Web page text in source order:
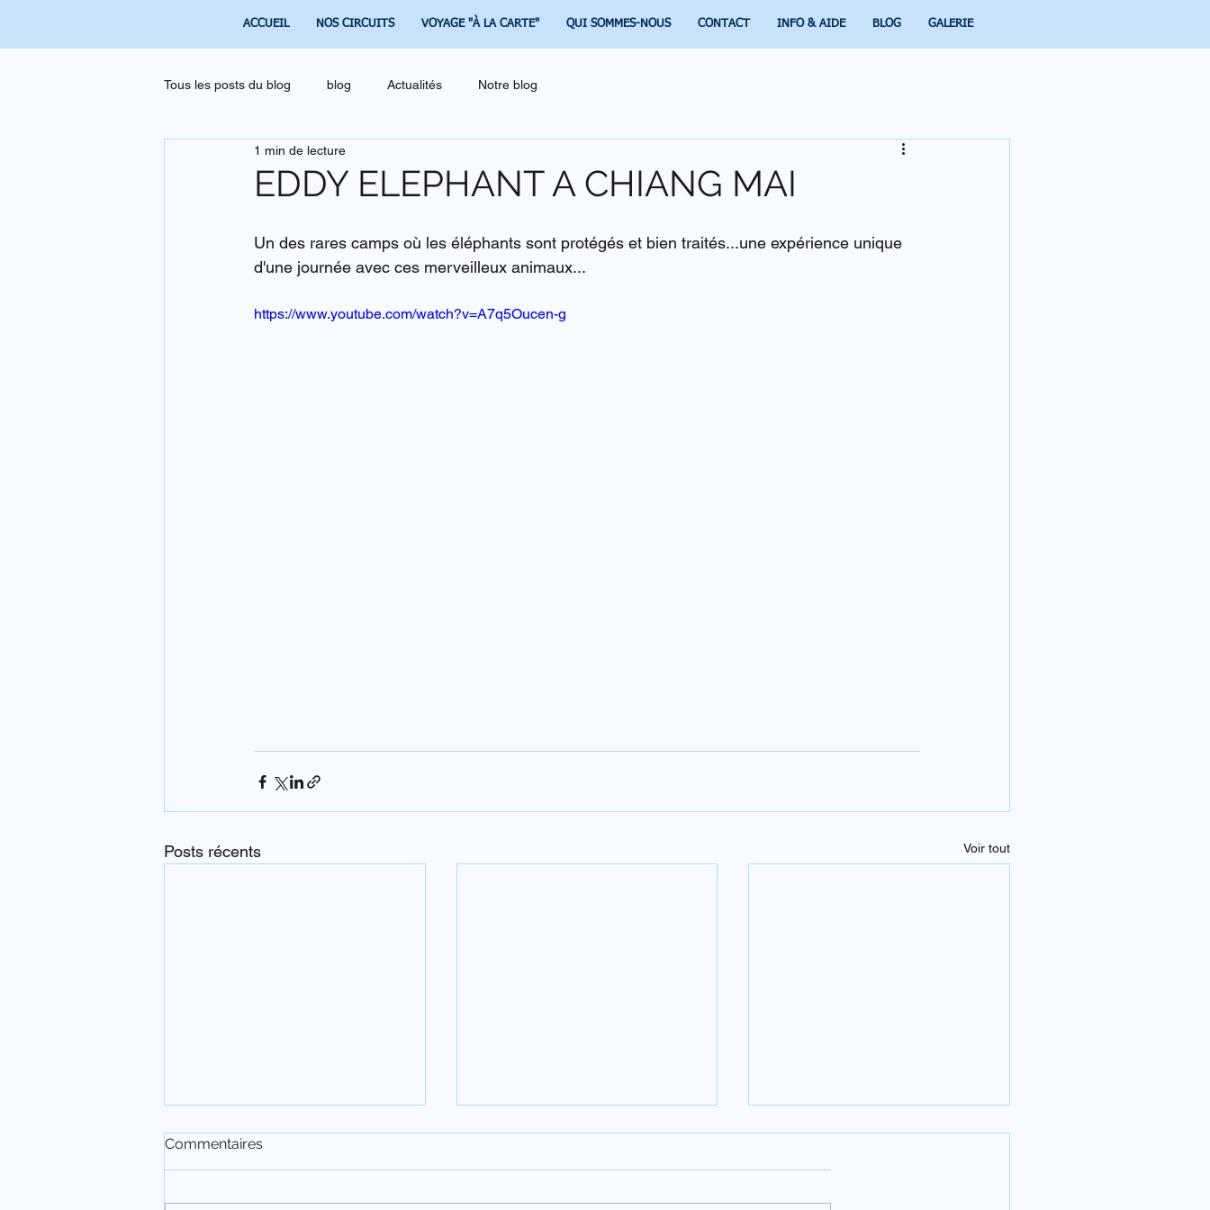
ACCUEIL NOS CIRCUITS VOYAGE "À LA CARTE" QUI SOMMES-NOUS CONTACT INFO & AIDE BLOG GALERIE
Tous les posts du blog blog Actualités Notre blog
EDDY ELEPHANT A CHIANG MAI
1 min de lecture
Un des rares camps où les éléphants sont protégés et bien traités...une expérience unique
d'une journée avec ces merveilleux animaux...
https://www.youtube.com/watch?v=A7q5Oucen-g
Posts récents Voir tout
Commentaires